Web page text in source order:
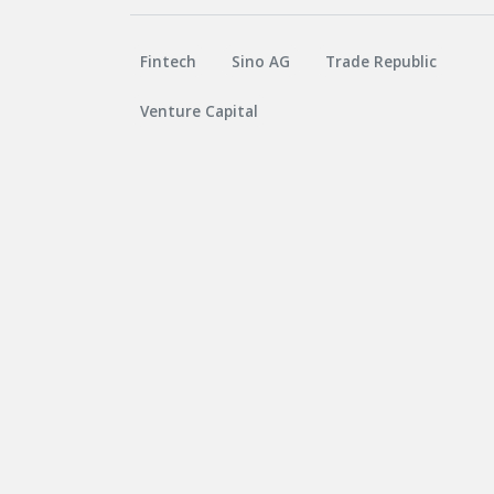
Fintech Sino AG Trade Republic
Venture Capital